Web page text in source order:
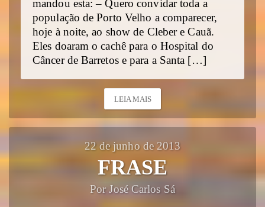
mandou esta: – Quero convidar toda a
população de Porto Velho a comparecer,
hoje à noite, ao show de Cleber e Cauã.
Eles doaram o cachê para o Hospital do
Câncer de Barretos e para a Santa […]
LEIA MAIS
22 de junho de 2013
FRASE
Por José Carlos Sá